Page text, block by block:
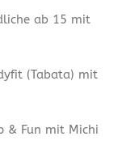
ab 15 mit
(Tabata) mit
& Fun mit Michi